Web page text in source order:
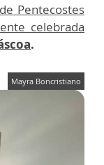
Pentecostes
celebrada
.
Mayra Boncristiano